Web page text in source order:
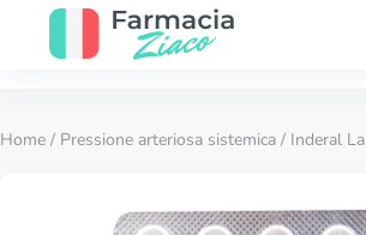
Home / Pressione arteriosa sistemica / Inderal La